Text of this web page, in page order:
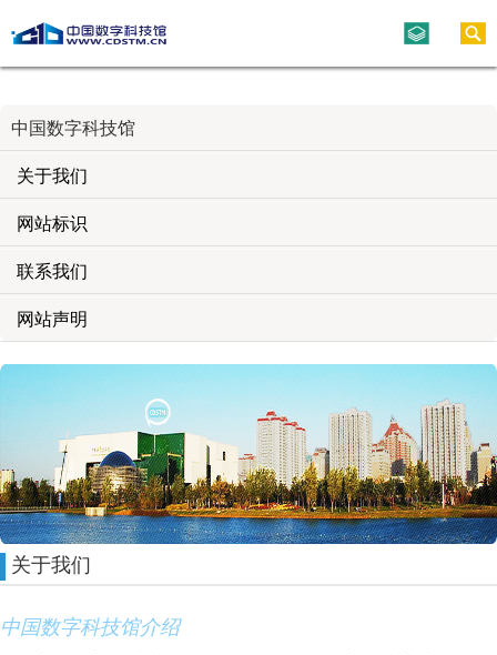
中国数字科技馆
关于我们
网站标识
联系我们
网站声明
关于我们
中国数字科技馆介绍